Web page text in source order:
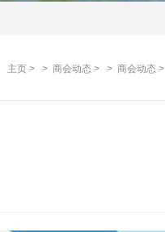
主页 > > 商会动态 > > 商会动态 >